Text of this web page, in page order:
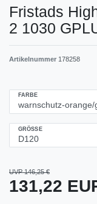
Fristads
2 1030
Artikelnummer 178258
FARBE
GRÖSSE
UVP 146,25 €
131,22